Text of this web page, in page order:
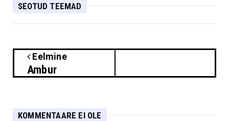
SEOTUD TEEMAD
Eelmine
Ambur
KOMMENTAARE EI OLE